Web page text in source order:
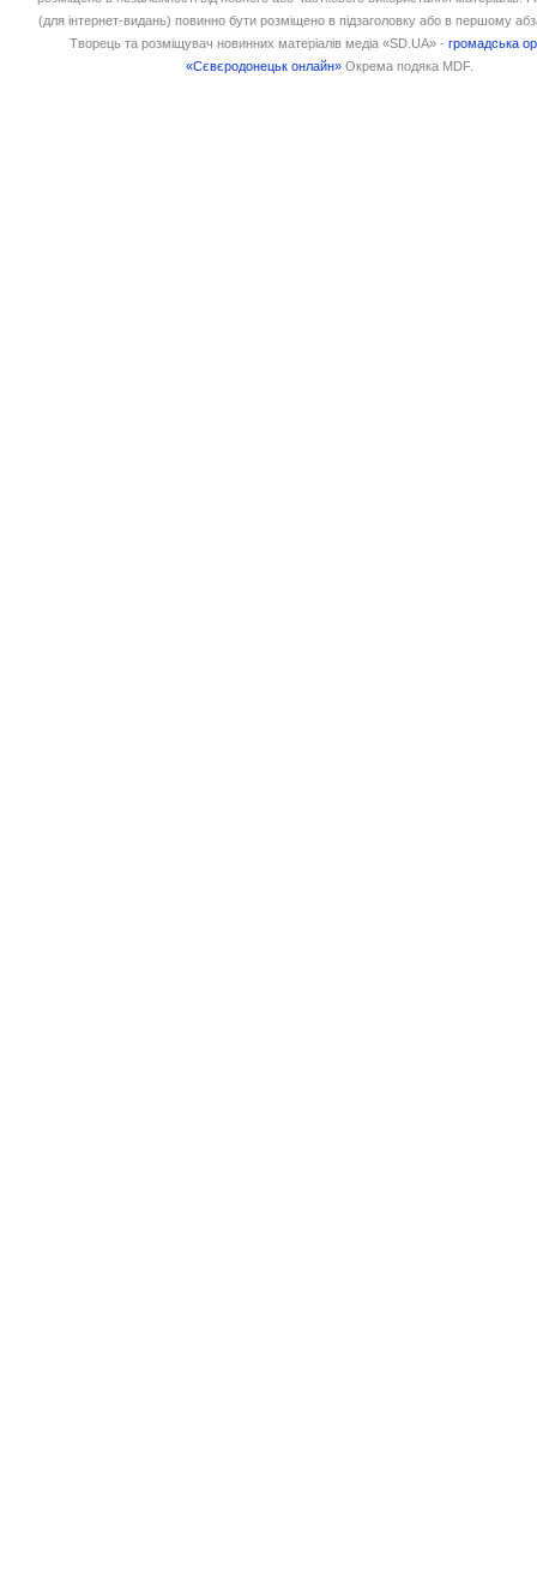
(для інтернет-видань) повинно бути розміщено в підзаголовку або в першому
Творець та розміщувач новинних матеріалів медіа «SD.UA» -громадська
«Сєвєродонецьк онлайн» Окрема подяка MDF.